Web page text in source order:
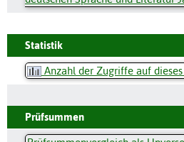
Statistik
Anzahl der Zugriffe auf
Prüfsummen